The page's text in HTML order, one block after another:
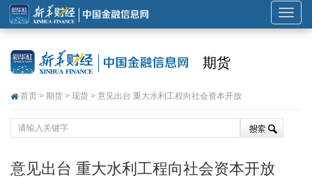
展
开
期货
首页 > 期货 > 现货 > 意见出台 重大水利工程向社会资本开放
意见出台 重大水利工程向社会资本开放